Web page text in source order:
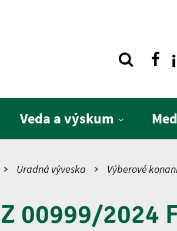
Veda a výskum
Úradná výveska Výberové
00999/2024